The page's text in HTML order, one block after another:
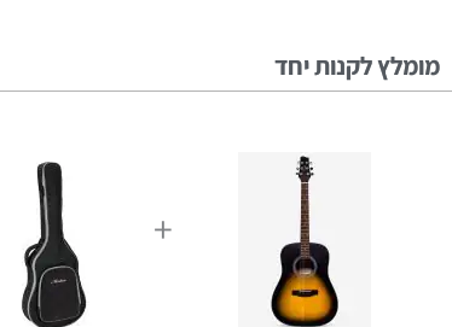
מומלץ לקנות יחד
+